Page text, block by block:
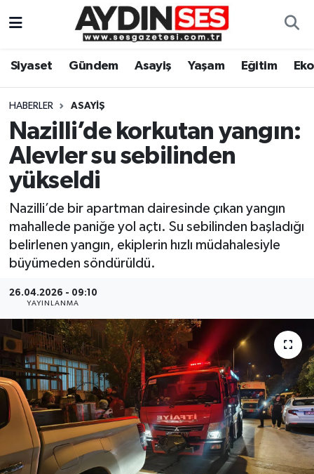
Siyaset Gündem Asayiş Yaşam Eğitim
HABERLER ASAYIŞ
Nazilli’de korkutan yangın:
Alevler su sebilinden
yükseldi
Nazilli’de bir apartman dairesinde çıkan yangın
mahallede paniğe yol açtı. Su sebilinden başladığı
belirlenen yangın, ekiplerin hızlı müdahalesiyle
büyümeden söndürüldü.
26.04.2026 - 09:10
YAYINLANMA
Gündem
Siyaset
Ekonomi
Eğitim
Kültür Sanat
Spor
Aydın Hava Durumu
Aydin Namaz Vakitleri
Aydın Trafik Yoğunluk Haritası
Tüm Manşetler
Son Dakika Haberleri
Haber Arşivi